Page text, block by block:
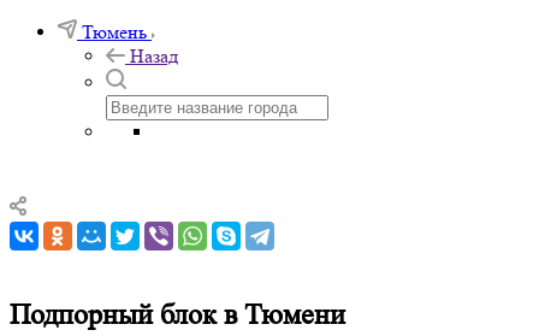
Тюмень
Назад
Подпорный блок в Тюмени